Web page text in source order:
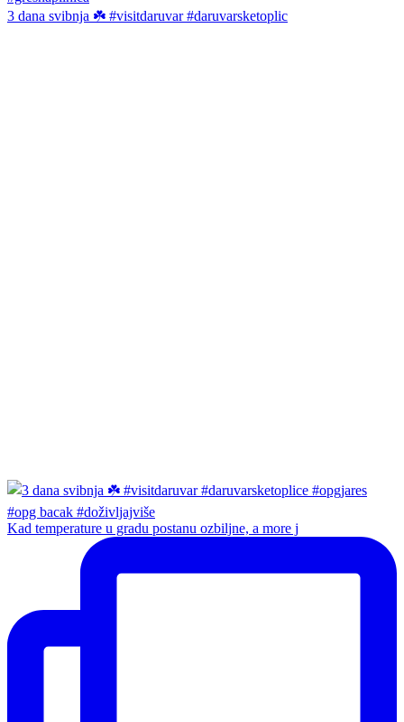
3 dana svibnja ☘️ #visitdaruvar #daruvarsketoplic
Kad temperature u gradu postanu ozbiljne, a more j